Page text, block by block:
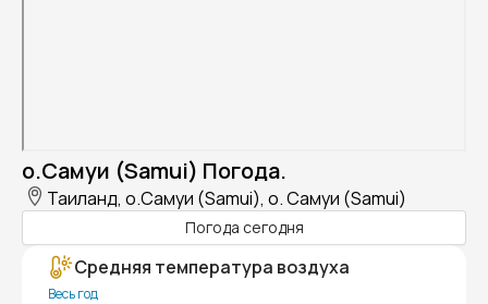
о.Самуи (Samui) Погода.
Таиланд, о.Самуи (Samui), о. Самуи (Samui)
Погода сегодня
Средняя температура воздуха
Весь год